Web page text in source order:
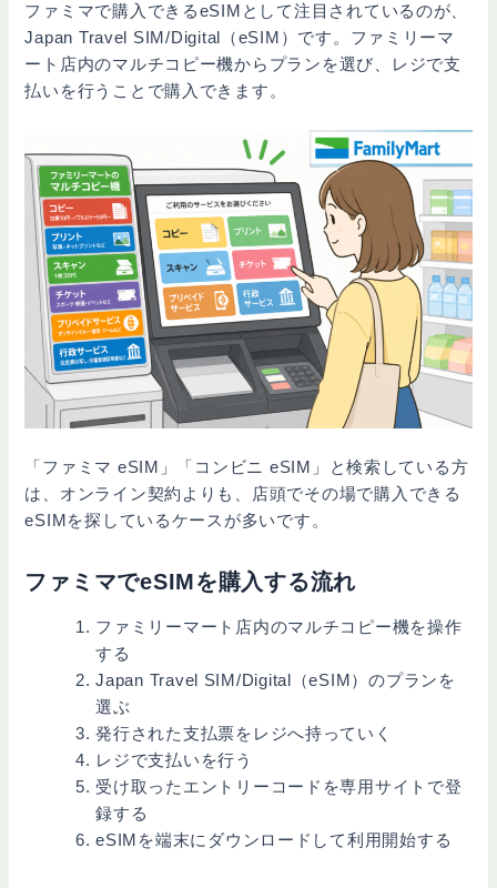
ファミマで購入できるeSIMとして注目されているのが、
Japan Travel SIM/Digital（eSIM）です。ファミリーマ
ート店内のマルチコピー機からプランを選び、レジで支
払いを行うことで購入できます。
「ファミマ eSIM」「コンビニ eSIM」と検索している方
は、オンライン契約よりも、店頭でその場で購入できる
eSIMを探しているケースが多いです。
ファミマでeSIMを購入する流れ
ファミリーマート店内のマルチコピー機を操作
する
Japan Travel SIM/Digital（eSIM）のプランを
選ぶ
発行された支払票をレジへ持っていく
レジで支払いを行う
受け取ったエントリーコードを専用サイトで登
録する
eSIMを端末にダウンロードして利用開始する